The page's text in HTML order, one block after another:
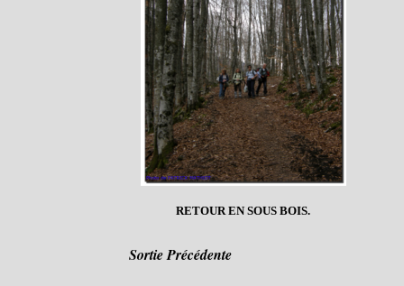
RETOUR EN SOUS BOIS.
Sortie Précédente